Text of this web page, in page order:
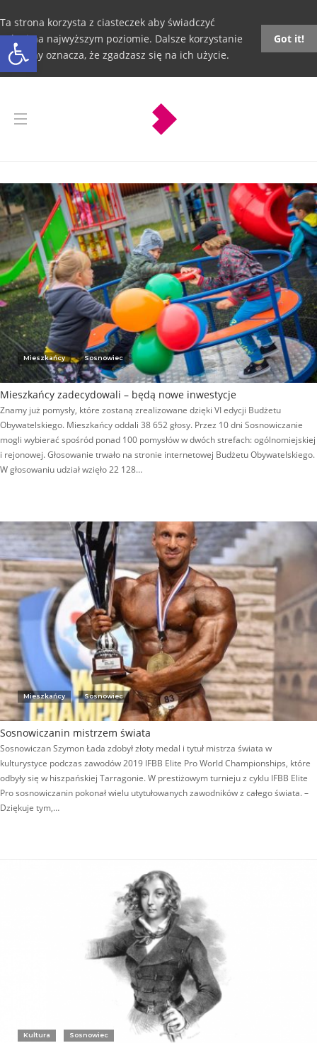
Otwórz pasek narzędzi
Ta strona korzysta z ciasteczek aby świadczyć
usługi na najwyższym poziomie. Dalsze korzystanie
ze strony oznacza, że zgadzasz się na ich użycie.
Got it!
Mieszkańcy Sosnowiec
Mieszkańcy zadecydowali – będą nowe inwestycje
Znamy już pomysły, które zostaną zrealizowane dzięki VI edycji Budżetu
Obywatelskiego. Mieszkańcy oddali 38 652 głosy. Przez 10 dni Sosnowiczanie
mogli wybierać spośród ponad 100 pomysłów w dwóch strefach: ogólnomiejskiej
i rejonowej. Głosowanie trwało na stronie internetowej Budżetu Obywatelskiego.
W głosowaniu udział wzięło 22 128…
Mieszkańcy Sosnowiec
Sosnowiczanin mistrzem świata
Sosnowiczan Szymon Łada zdobył złoty medal i tytuł mistrza świata w
kulturystyce podczas zawodów 2019 IFBB Elite Pro World Championships, które
odbyły się w hiszpańskiej Tarragonie. W prestiżowym turnieju z cyklu IFBB Elite
Pro sosnowiczanin pokonał wielu utytułowanych zawodników z całego świata. –
Dziękuje tym,…
Kultura Sosnowiec